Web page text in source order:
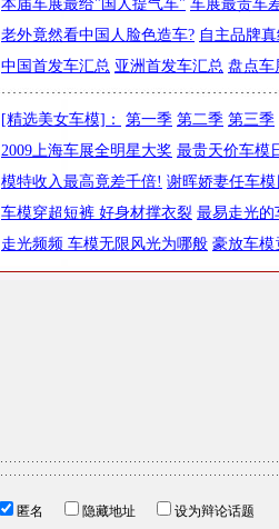
本届车展最给"国人提气车" 车展最贵车
老外竟然看中国人脸色造车? 自主品牌
中国首发车汇总 亚洲首发车汇总 盘点车
[精选美女车模]： 第一季 第二季 第三季
2009上海车展全明星大奖 最贵天价车模
模特收入最高竟差千倍! 谢晖娇妻任车
车模穿超短裤 好身材撑衣裂 最易走光的
走光频频 车模无限风光为哪般 豪放车模
匿名 隐藏地址
设为辩论话题